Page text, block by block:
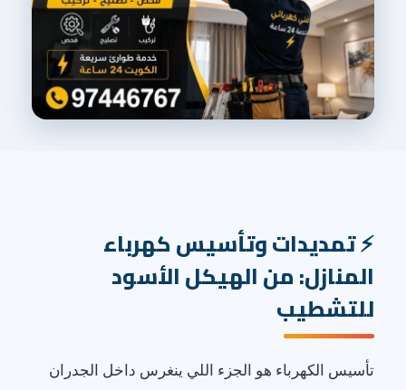
تمديدات وتأسيس كهرباء
المنازل: من الهيكل الأسود
للتشطيب
تأسيس الكهرباء هو الجزء اللي ينغرس داخل الجدران